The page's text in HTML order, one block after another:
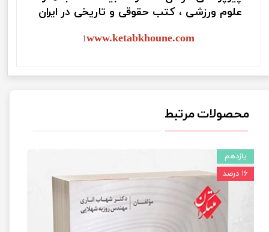
علوم ورزشی ، کتب حقوقی و تاریخی در ایران
1www.ketabkhoune.com
محصولات مرتبط
یازدهم
۱۶ درصد